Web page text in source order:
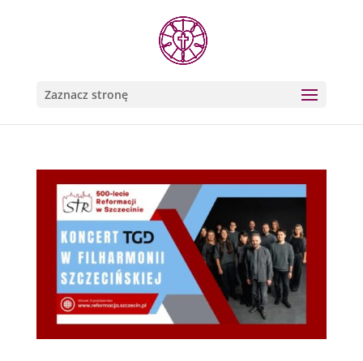
Zaznacz stronę